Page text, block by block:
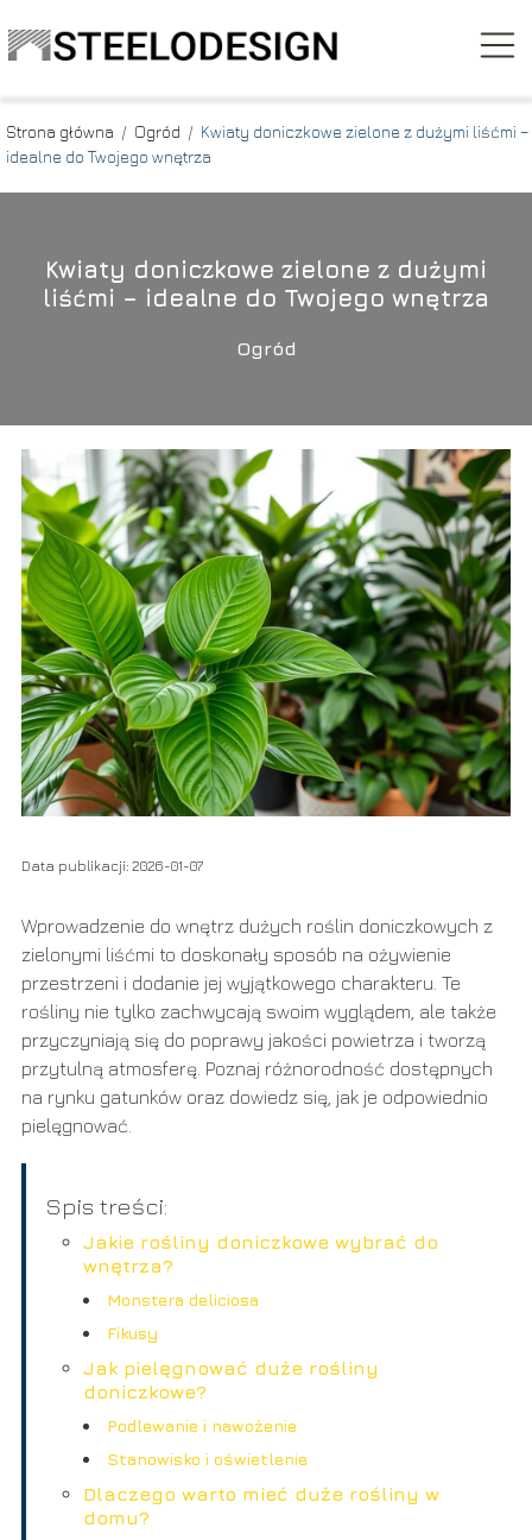
Strona główna / Ogród / Kwiaty doniczkowe zielone z dużymi liśćmi –
idealne do Twojego wnętrza
Kwiaty doniczkowe zielone z dużymi
liśćmi – idealne do Twojego wnętrza
Ogród
Data publikacji: 2026-01-07
Wprowadzenie do wnętrz dużych roślin doniczkowych z
zielonymi liśćmi to doskonały sposób na ożywienie
przestrzeni i dodanie jej wyjątkowego charakteru. Te
rośliny nie tylko zachwycają swoim wyglądem, ale także
przyczyniają się do poprawy jakości powietrza i tworzą
przytulną atmosferę. Poznaj różnorodność dostępnych
na rynku gatunków oraz dowiedz się, jak je odpowiednio
pielęgnować.
Spis treści:
Jakie rośliny doniczkowe wybrać do
wnętrza?
Monstera deliciosa
Fikusy
Jak pielęgnować duże rośliny
doniczkowe?
Podlewanie i nawożenie
Stanowisko i oświetlenie
Dlaczego warto mieć duże rośliny w
domu?